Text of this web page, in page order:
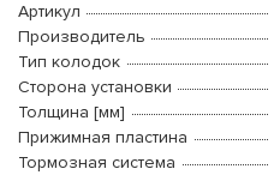
Артикул
Производитель
Тип колодок
Сторона установки
Толщина [мм]
Прижимная пластина
Тормозная система